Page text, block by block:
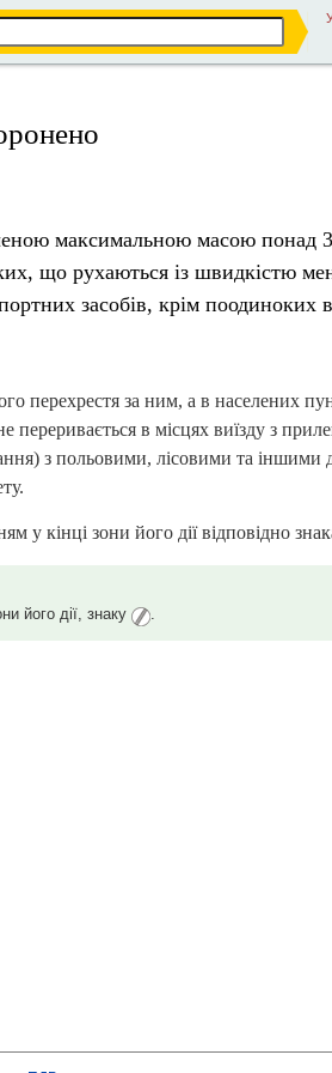
максимальною масою понад
що рухаються із швидкістю
засобів, крім поодиноких
перехрестя за ним, а в населених
переривається в місцях виїзду з
з польовими, лісовими та іншими
у кінці зони його дії відповідно
його дії, знаку .